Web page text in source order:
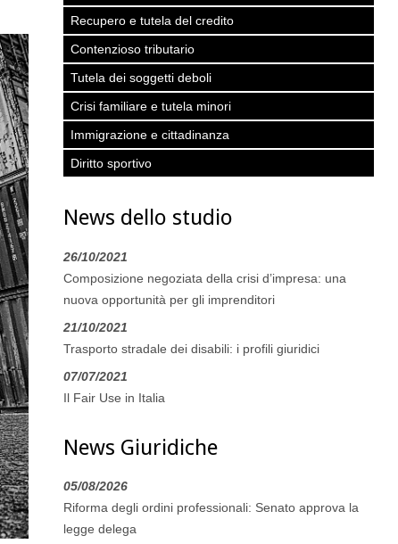
Recupero e tutela del credito
Contenzioso tributario
Tutela dei soggetti deboli
Crisi familiare e tutela minori
Immigrazione e cittadinanza
Diritto sportivo
News dello studio
26/10/2021
Composizione negoziata della crisi d’impresa: una
nuova opportunità per gli imprenditori
21/10/2021
Trasporto stradale dei disabili: i profili giuridici
07/07/2021
Il Fair Use in Italia
News Giuridiche
05/08/2026
Riforma degli ordini professionali: Senato approva la
legge delega